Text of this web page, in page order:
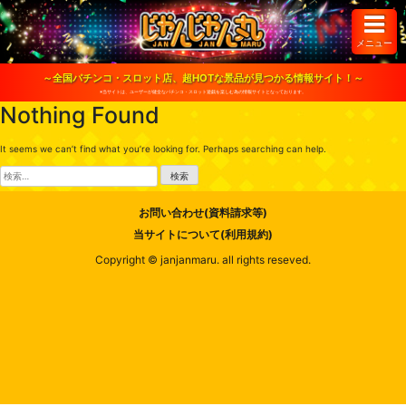
S
k
i
o
n
n
t
メニュー
～全国パチンコ・スロット店、超HOTな景品が見つかる情報サイト！～
※当サイトは、ユーザーが健全なパチンコ・スロット遊戯を楽しむ為の情報サイトとなっております。
Nothing Found
It seems we can’t find what you’re looking for. Perhaps searching can help.
検
索:
お問い合わせ(資料請求等)
当サイトについて(利用規約)
Copyright © janjanmaru. all rights reseved.